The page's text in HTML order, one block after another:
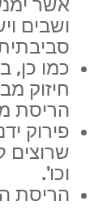
אשר
ושבים
כמו כן,
חיזוק
הריסת
פירוק
שרוצים
וכו'.
הריסת